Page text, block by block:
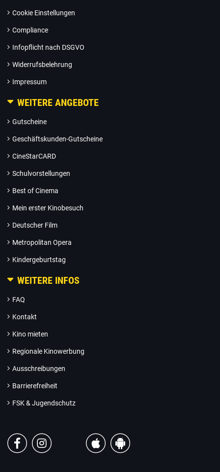
Cookie Einstellungen
Compliance
Infopflicht nach DSGVO
Widerrufsbelehrung
Impressum
WEITERE ANGEBOTE
Gutscheine
Geschäftskunden-Gutscheine
CineStarCARD
Schulvorstellungen
Best of Cinema
Mein erster Kinobesuch
Deutscher Film
Metropolitan Opera
Kindergeburtstag
WEITERE INFOS
FAQ
Kontakt
Kino mieten
Regionale Kinowerbung
Ausschreibungen
Barrierefreiheit
FSK & Jugendschutz